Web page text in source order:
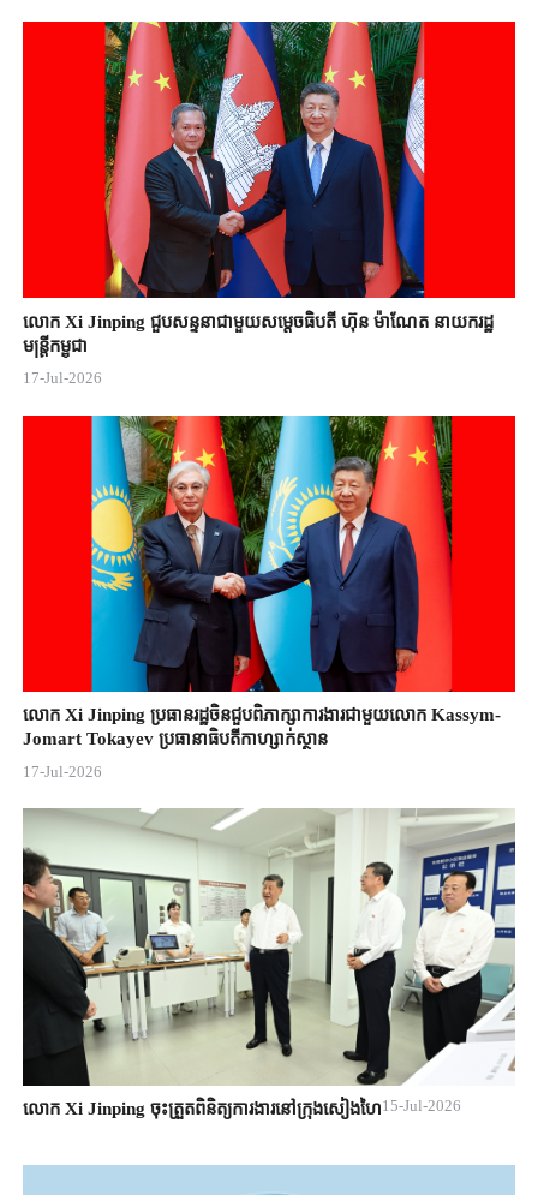
លោក Xi Jinping ជួបសន្ទនាជាមួយសម្តេចធិបតី ហ៊ុន ម៉ាណែត នាយករដ្ឋ
មន្ត្រីកម្ពុជា
17-Jul-2026
លោក Xi Jinping ប្រធានរដ្ឋចិន​ជួបពិភាក្សា​ការងារជាមួយ​លោក Kassym-
Jomart ​Tokayev ​ប្រធានាធិបតី​កាហ្សាក់ស្ថាន​
17-Jul-2026
លោក Xi Jinping ចុះត្រួតពិនិត្យការងារនៅក្រុងសៀងហៃ15-Jul-2026